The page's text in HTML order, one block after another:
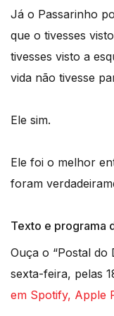
Já o Passarinho
que o tivesses
tivesses visto a
vida não tivesse
Ele sim.
Ele foi o melhor
foram
Texto e programa
Ouça o “Postal do
sexta-feira, pelas
em Spotify, Apple